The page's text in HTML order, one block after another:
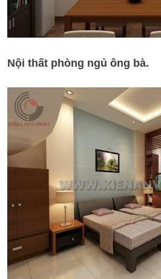
Nội thất phòng ngủ ông bà.